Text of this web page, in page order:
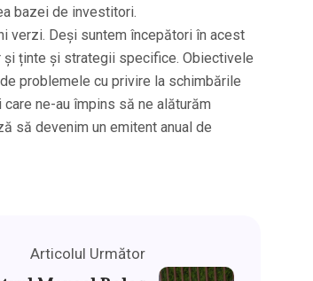
bazei de investitori.
verzi. Deși suntem începători în acest
și ținte și strategii specifice. Obiectivele
problemele cu privire la schimbările
ne-au împins să ne alăturăm
să devenim un emitent anual de
Articolul Următor